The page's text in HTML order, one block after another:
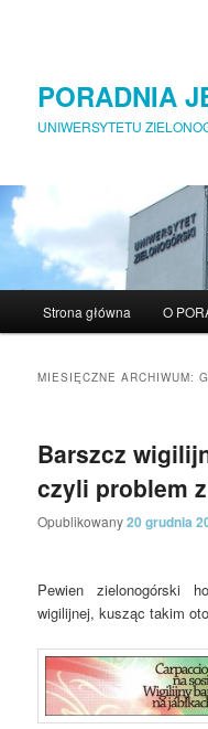
PORADNIA
UNIWERSYTETU
Przeskocz do tekstu
Przeskocz do widgetów
Strona główna O
MIESIĘCZNE ARCHIWUM:
Barszcz
czyli problem
Opublikowany20 grudnia
Pewien zielonogórski
wigilijnej, kusząc takim